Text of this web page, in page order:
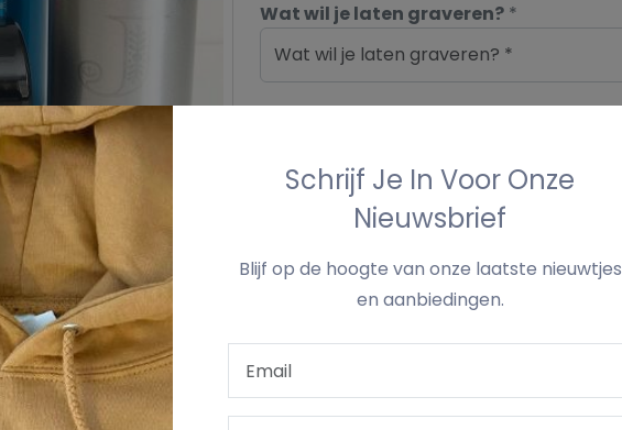
›
Wat wil je laten graveren? *
Wat wil je laten graveren? *
Schrijf Je In Voor Onze
Nieuwsbrief
Blijf op de hoogte van onze laatste nieuwtjes
en aanbiedingen.